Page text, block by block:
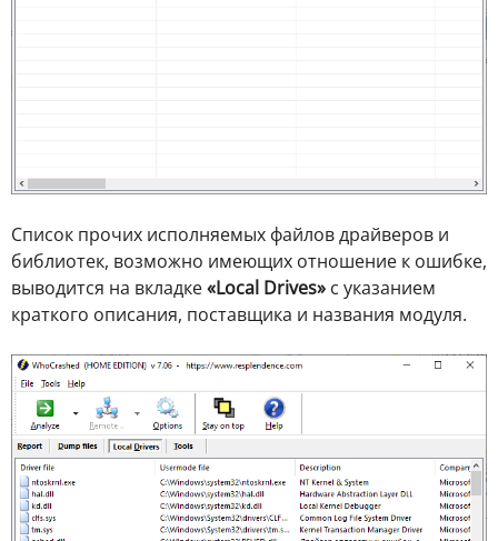
Список прочих исполняемых файлов драйверов и
библиотек, возможно имеющих отношение к ошибке,
выводится на вкладке«Local Drives» с указанием
краткого описания, поставщика и названия модуля.